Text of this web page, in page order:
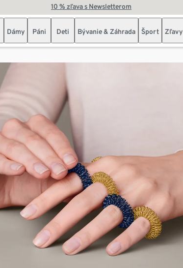
10 % zľava s Newsletterom
Dámy Páni Deti Bývanie & Záhrada Šport Zľavy